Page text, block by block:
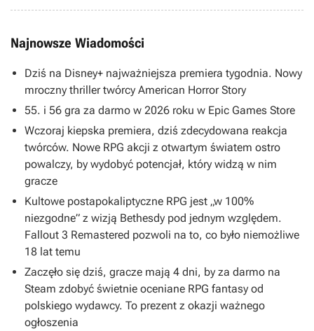
Najnowsze Wiadomości
Dziś na Disney+ najważniejsza premiera tygodnia. Nowy
mroczny thriller twórcy American Horror Story
55. i 56 gra za darmo w 2026 roku w Epic Games Store
Wczoraj kiepska premiera, dziś zdecydowana reakcja
twórców. Nowe RPG akcji z otwartym światem ostro
powalczy, by wydobyć potencjał, który widzą w nim
gracze
Kultowe postapokaliptyczne RPG jest „w 100%
niezgodne” z wizją Bethesdy pod jednym względem.
Fallout 3 Remastered pozwoli na to, co było niemożliwe
18 lat temu
Zaczęło się dziś, gracze mają 4 dni, by za darmo na
Steam zdobyć świetnie oceniane RPG fantasy od
polskiego wydawcy. To prezent z okazji ważnego
ogłoszenia